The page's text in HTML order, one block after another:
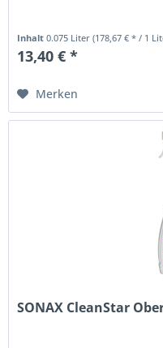
Inhalt0.075 Liter(178,67 € * / 1
13,40 € *
Merken
SONAX CleanStar